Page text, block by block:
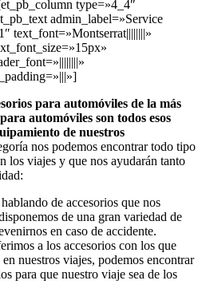
type=»4_4″
admin_label=»Service
text_font=»Montserrat||||||||»
para automóviles de la más
automóviles son todos esos
de nuestros
nos podemos encontrar todo tipo
los viajes y que nos ayudarán tanto
de accesorios que nos
de una gran variedad de
en caso de accidente.
a los accesorios con los que
nuestros viajes, podemos encontrar
para que nuestro viaje sea de los